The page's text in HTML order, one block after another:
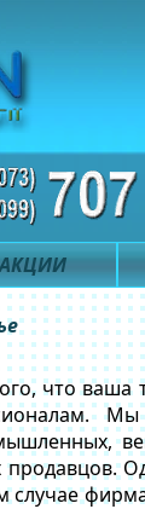
что ваша
случае